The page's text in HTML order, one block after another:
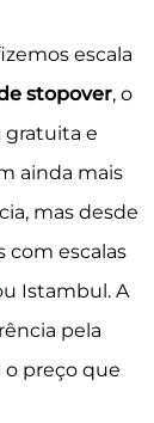
escala
stopover, o
e
ainda mais
mas desde
com escalas
Istambul. A
pela
preço que